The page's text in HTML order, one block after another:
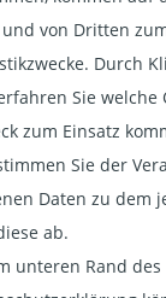
von Dritten
Durch
Sie welche
zum Einsatz
Sie der
Daten zu dem
ab.
unteren Rand